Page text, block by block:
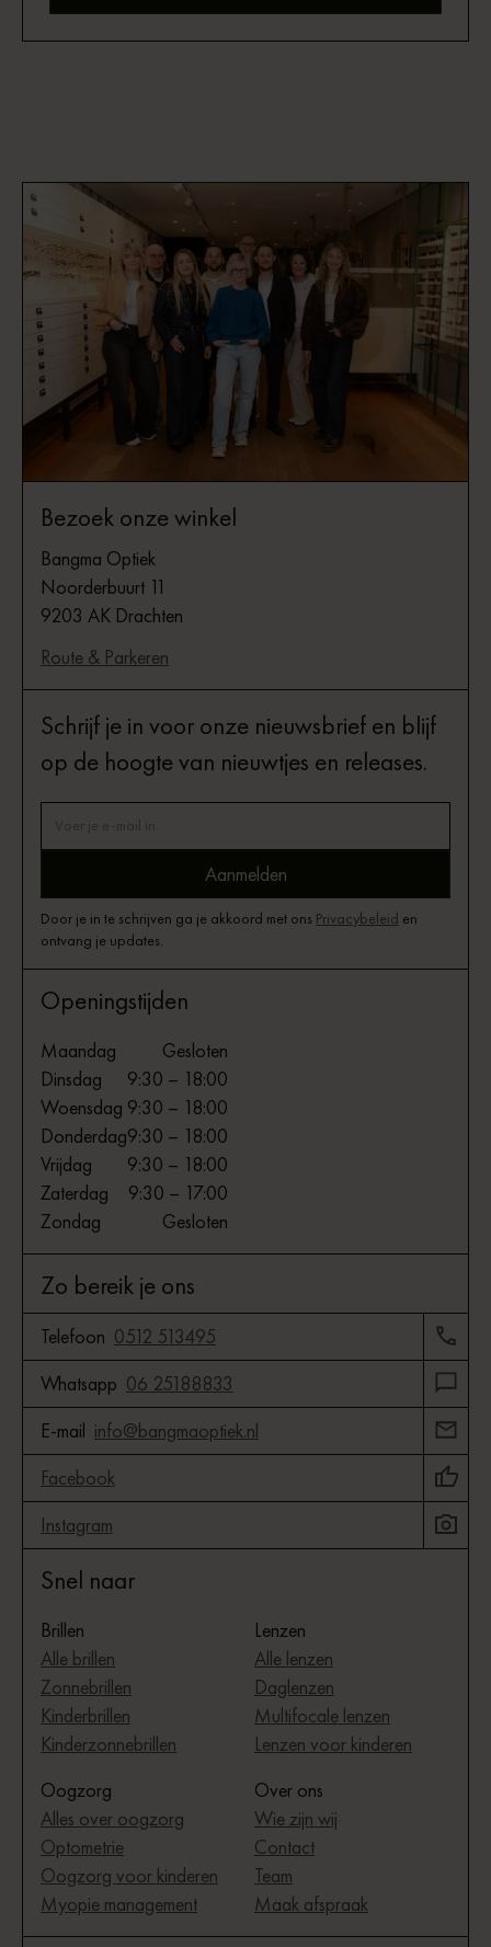
Bezoek onze winkel
Bangma Optiek
Noorderbuurt 11
9203 AK Drachten
Route & Parkeren
Schrijf je in voor onze nieuwsbrief en blijf
op de hoogte van nieuwtjes en releases.
Door je in te schrijven ga je akkoord met ons Privacybeleid en
ontvang je updates.
Openingstijden
Maandag
Gesloten
Dinsdag
9:30 – 18:00
Woensdag 9:30 – 18:00
Donderdag9:30 – 18:00
Vrijdag
9:30 – 18:00
Zaterdag
9:30 – 17:00
Zondag
Gesloten
Zo bereik je ons
Telefoon 0512 513495
Whatsapp 06 25188833
E-mail info@bangmaoptiek.nl
Facebook
Instagram
Snel naar
Brillen
Alle brillen
Zonnebrillen
Kinderbrillen
Kinderzonnebrillen
Lenzen
Alle lenzen
Daglenzen
Multifocale lenzen
Lenzen voor kinderen
Oogzorg
Alles over oogzorg
Optometrie
Oogzorg voor kinderen
Myopie management
Over ons
Wie zijn wij
Contact
Team
Maak afspraak